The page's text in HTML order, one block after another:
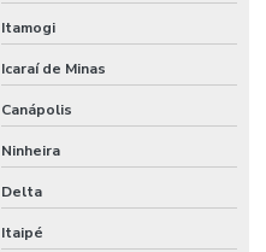
Itamogi
Icaraí de Minas
Canápolis
Ninheira
Delta
Itaipé